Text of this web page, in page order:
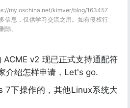
my.oschina.net/kimver/blog/163457
信息，仅供学习交流之用。如有侵权行
除。
v2 现已正式支持通配符
介绍怎样申请，Let's go.
7下操作的，其他Linux系统大